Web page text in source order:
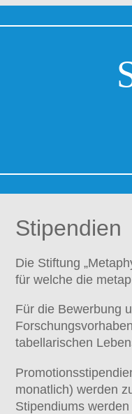
Stipendien
Die Stiftung
für welche die
Für die Bewerbung
tabellarischen
monatlich) werden
Stipendiums